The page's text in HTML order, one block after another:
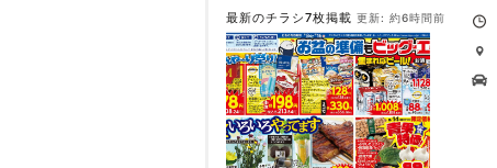
最新のチラシ7枚掲載 更新: 約6時間前